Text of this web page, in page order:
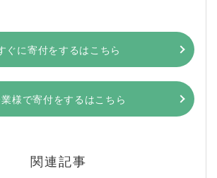
ぐに寄付をするはこちら
様で寄付をするはこちら
関連記事